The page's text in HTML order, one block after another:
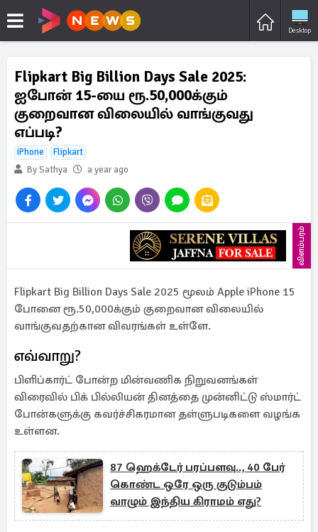
Desktop
Flipkart Big Billion Days Sale 2025:
ஐபோன் 15-யை ரூ.50,000க்கும்
குறைவான விலையில் வாங்குவது
எப்படி?
iPhone
Flipkart
By Sathya
a year ago
விளம்பரம்
Flipkart Big Billion Days Sale 2025 மூலம் Apple iPhone 15
போனை ரூ.50,000க்கும் குறைவான விலையில்
வாங்குவதற்கான விவரங்கள் உள்ளே.
எவ்வாறு?
பிளிப்கார்ட் போன்ற மின்வணிக நிறுவனங்கள்
விரைவில் பிக் பில்லியன் தினத்தை முன்னிட்டு ஸ்மார்ட்
போன்களுக்கு கவர்ச்சிகரமான தள்ளுபடிகளை வழங்க
உள்ளன.
87 ஹெக்டேர் பரப்பளவு.., 40 பேர்
கொண்ட ஒரே ஒரு குடும்பம்
வாழும் இந்திய கிராமம் எது?